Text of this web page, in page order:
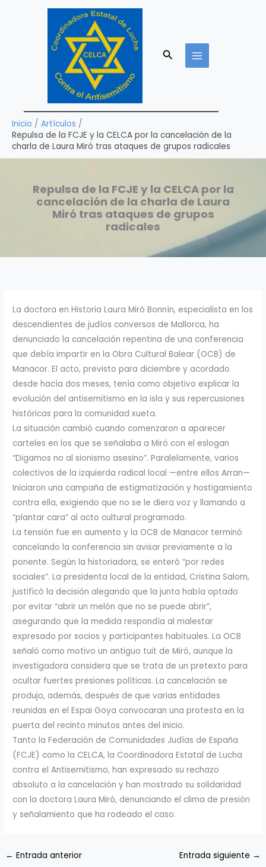
Buscar
Inicio
Artículos
Repulsa de la FCJE y la CELCA por la cancelación de la
charla de Laura Miró tras ataques de grupos radicales
Repulsa de la FCJE y la CELCA por la
cancelación de la charla de Laura
Miró tras ataques de grupos
radicales
La doctora en Historia Laura Miró Bonnín, especialista en los
descendientes de judíos conversos de Mallorca, ha
denunciado la cancelación repentina de una conferencia
que debía impartir en la Obra Cultural Balear (OCB) de
Manacor. El acto, previsto para diciembre y acordado
desde hacía dos meses, tenía como objetivo explicar la
evolución del antisemitismo en la isla y sus repercusiones
históricas para la comunidad xueta.
La situación cambió cuando comenzaron a aparecer
carteles en los que se señalaba a Miró con el eslogan
“Digamos no al sionismo asesino”. Paralelamente, varios
colectivos de la izquierda radical local —entre ellos Arran—
Iniciaron una campaña de estigmatización y hostigamiento
contra ella, exigiendo que no se le diera voz y llamando a
“plantar cara” al acto cultural programado.
La tensión fue en aumento y la OCB de Manacor terminó
cancelando la conferencia sin avisar previamente a la
ponente. Según la historiadora, se enteró “por redes
sociales”. La presidenta local de la entidad, Cristina Salom,
justificó la decisión alegando que la junta había optado
por evitar “abrir un melón que no se puede abrir”,
asegurando que la medida respondía al malestar
expresado por socios y participantes habituales. La OCB
señaló como motivo un antiguo tuit de Miró, aunque la
investigadora considera que se trata de un pretexto para
ocultar fuertes presiones políticas. La cancelación se
produjo, además, después de que varias entidades
reunidas en el Espai Goya convocaran una protesta en la
puerta del recinto minutos antes del inicio.
Tanto la Federación de Comunidades Judías de España
(FCJE) como la CELCA, la Coordinadora Estatal de Lucha
contra el Antisemitismo, han expresado su rechazo
absoluto a la cancelación y han mostrado su solidaridad
con la doctora Laura Miró, denunciando el clima de presión
y señalamiento que ha rodeado el caso.
← Entrada anterior Entrada siguiente →